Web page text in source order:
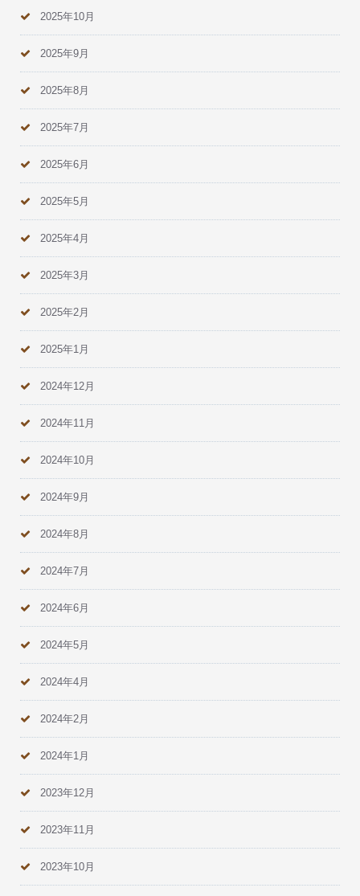
2025年10月
2025年9月
2025年8月
2025年7月
2025年6月
2025年5月
2025年4月
2025年3月
2025年2月
2025年1月
2024年12月
2024年11月
2024年10月
2024年9月
2024年8月
2024年7月
2024年6月
2024年5月
2024年4月
2024年2月
2024年1月
2023年12月
2023年11月
2023年10月